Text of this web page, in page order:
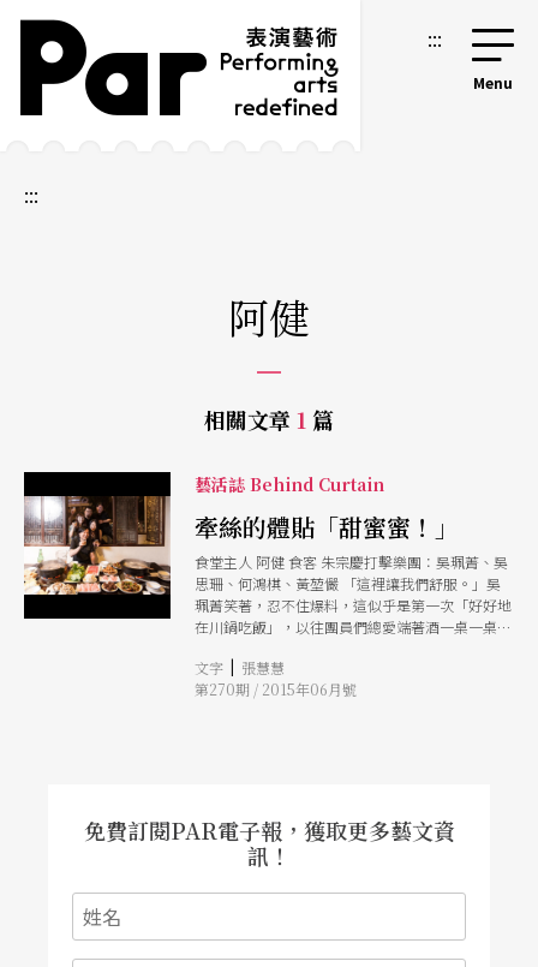
跳到主要內容區塊
網站導覽 :::
:::
阿健
相關文章 1 篇
藝活誌 Behind Curtain
牽絲的體貼「甜蜜蜜！」
食堂主人 阿健 食客 朱宗慶打擊樂團：吳珮菁、吳
思珊、何鴻棋、黃堃儼 「這裡讓我們舒服。」吳
珮菁笑著，忍不住爆料，這似乎是第一次「好好地
在川鍋吃飯」，以往團員們總愛端著酒一桌一桌地
在意了。 看來川鍋的「蠱」不是下在口，而是下
在心，正如招牌麻辣鍋中藥熬煮溫潤不油，不膩嘴
文字 | 張慧慧
第270期 / 2015年06月號
免費訂閱PAR電子報，獲取更多藝文資
訊！